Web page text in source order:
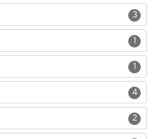
3
1
1
4
2